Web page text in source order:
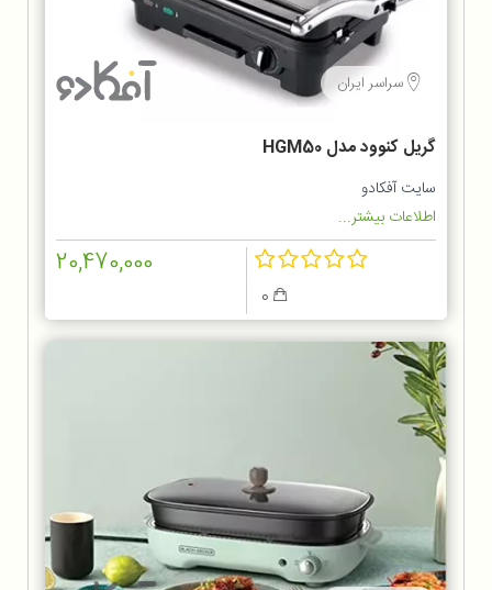
سراسر ایران
گریل کنوود مدل HGM50
سایت آفکادو
اطلاعات بیشتر...
20,470,000